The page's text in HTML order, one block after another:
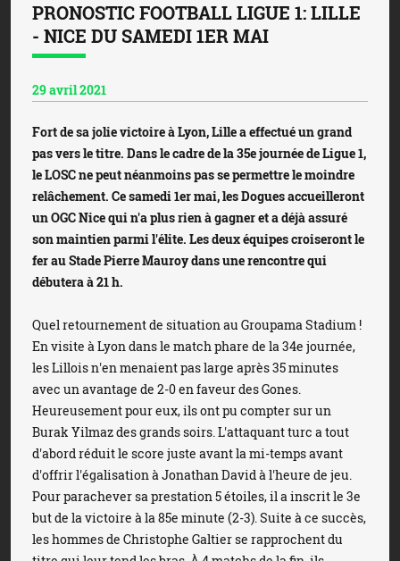
PRONOSTIC FOOTBALL LIGUE 1: LILLE
- NICE DU SAMEDI 1ER MAI
29 avril 2021
Fort de sa jolie victoire à Lyon, Lille a effectué un grand
pas vers le titre. Dans le cadre de la 35e journée de Ligue 1,
le LOSC ne peut néanmoins pas se permettre le moindre
relâchement. Ce samedi 1er mai, les Dogues accueilleront
un OGC Nice qui n'a plus rien à gagner et a déjà assuré
son maintien parmi l'élite. Les deux équipes croiseront le
fer au Stade Pierre Mauroy dans une rencontre qui
débutera à 21 h.
Quel retournement de situation au Groupama Stadium !
En visite à Lyon dans le match phare de la 34e journée,
les Lillois n'en menaient pas large après 35 minutes
avec un avantage de 2-0 en faveur des Gones.
Heureusement pour eux, ils ont pu compter sur un
Burak Yilmaz des grands soirs. L'attaquant turc a tout
d'abord réduit le score juste avant la mi-temps avant
d'offrir l'égalisation à Jonathan David à l'heure de jeu.
Pour parachever sa prestation 5 étoiles, il a inscrit le 3e
but de la victoire à la 85e minute (2-3). Suite à ce succès,
les hommes de Christophe Galtier se rapprochent du